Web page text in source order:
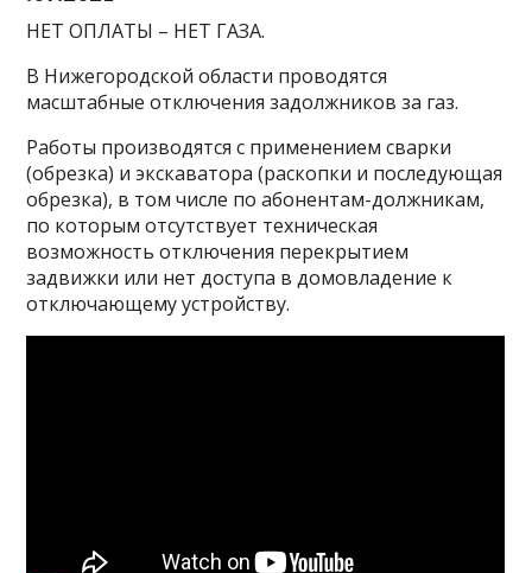
НЕТ ОПЛАТЫ – НЕТ ГАЗА.
В Нижегородской области проводятся
масштабные отключения задолжников за газ.
Работы производятся с применением сварки
(обрезка) и экскаватора (раскопки и последующая
обрезка), в том числе по абонентам-должникам,
по которым отсутствует техническая
возможность отключения перекрытием
задвижки или нет доступа в домовладение к
отключающему устройству.